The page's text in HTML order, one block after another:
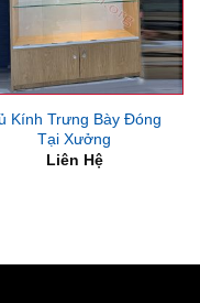
Kính Trưng Bày Đóng
Tại Xưởng
Liên Hệ